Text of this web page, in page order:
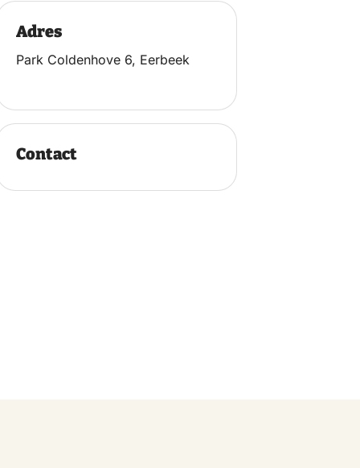
Adres
Park Coldenhove 6, Eerbeek
Contact